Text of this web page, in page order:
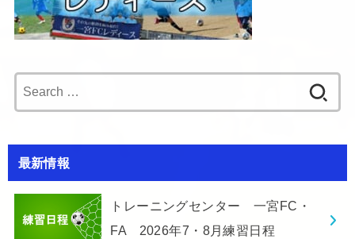
for:
最新情報
トレーニングセンター 一宮FC・
FA 2026年7・8月練習日程